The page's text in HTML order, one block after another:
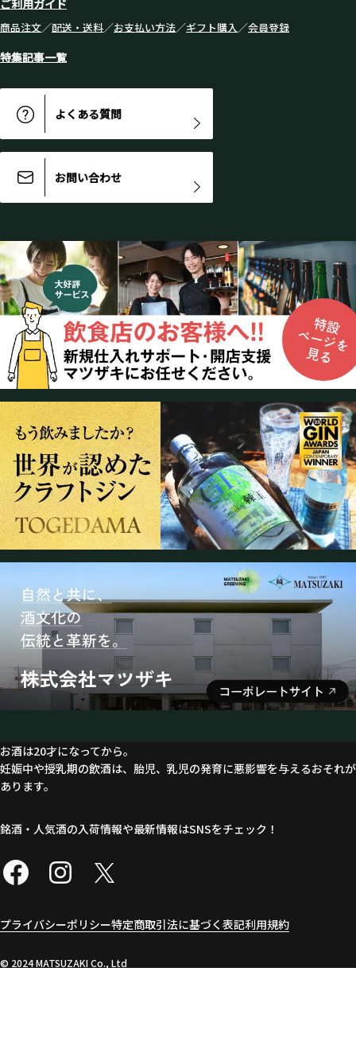
ご利用ガイド
商品注文／配送・送料／お支払い方法／ギフト購入 ／会員登録
特集記事一覧
よくある質問
お問い合わせ
お酒は20才になってから。
妊娠中や授乳期の飲酒は、胎児、乳児の発育に悪影響を与えるおそれが
あります。
プライバシーポリシー特定商取引法に基づく表記利用規約
銘酒・人気酒の入荷情報や最新情報はSNSをチェック！
©︎ 2024 MATSUZAKI Co., Ltd